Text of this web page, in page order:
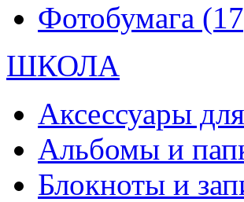
Фотобумага
ШКОЛА
Аксессуары
Альбомы и
Блокноты и